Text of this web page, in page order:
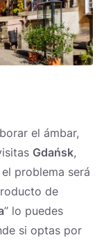
el ámbar,
Gdańsk,
el problema será
de
” lo puedes
si optas por